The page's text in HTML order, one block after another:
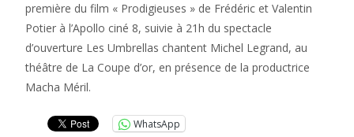
première du film « Prodigieuses » de Frédéric et Valentin
Potier à l’Apollo ciné 8, suivie à 21h du spectacle
d’ouverture Les Umbrellas chantent Michel Legrand, au
théâtre de La Coupe d’or, en présence de la productrice
Macha Méril.
WhatsApp